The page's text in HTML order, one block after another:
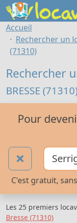
Accueil
Rechercher un
(71310)
Rechercher
BRESSE
Pour
C'est gratuit,
Les 25 premiers
Bresse (71310)